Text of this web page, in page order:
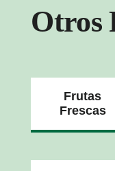
Otros
Frutas
Frescas